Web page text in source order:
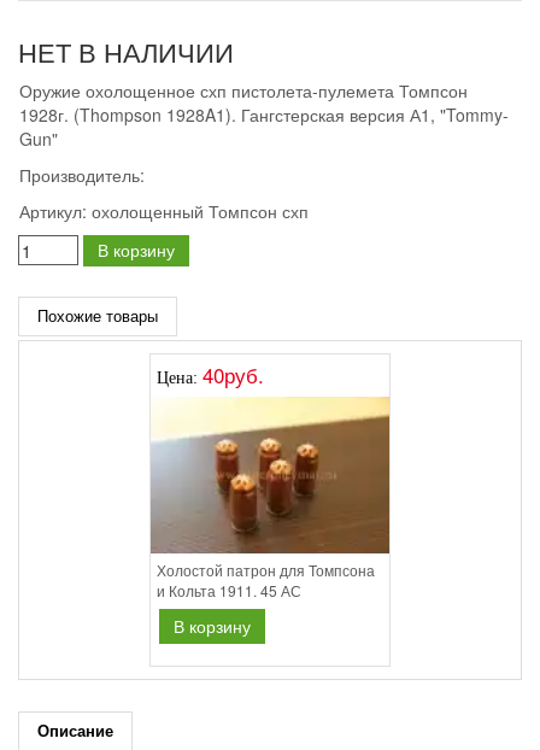
НЕТ В НАЛИЧИИ
Оружие охолощенное схп пистолета-пулемета Томпсон
1928г. (Thompson 1928A1). Гангстерская версия А1, "Tommy-
Gun"
Производитель:
Артикул: охолощенный Томпсон схп
В корзину
Похожие товары
Цена: 40руб.
Холостой патрон для Томпсона
и Кольта 1911. 45 АС
В корзину
Описание